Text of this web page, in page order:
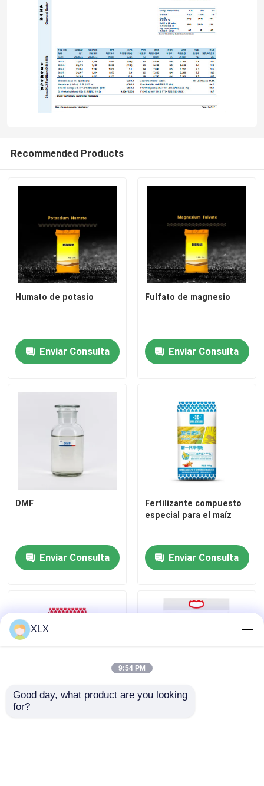
Sobre nosotros
Viaje de la fábrica
Control de calidad
Casos
Nitrato de calcio y amonio (CAN)
Biometanol
Urea automotriz del grado
Alcohol furfuril
Ácido húmico
Recommended Products
Humato de potasio
Enviar Consulta
Fulfato de magnesio
Enviar Consulta
DMF
Enviar Consulta
Fertilizante compuesto
especial para el maíz
Enviar Consulta
Fertilizante compuesto
XLX
9:54 PM
Good day, what product are you looking
for?